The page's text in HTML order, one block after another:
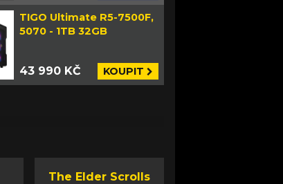
TIGO Ultimate R5-7500F,
5070 - 1TB 32GB
43 990 KČ KOUPIT
The Elder Scrolls